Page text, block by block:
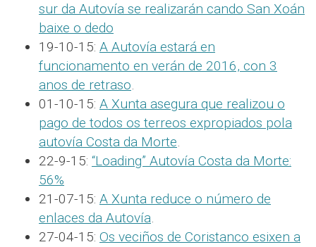
sur da Autovía se realizarán cando San Xoán
baixe o dedo
19-10-15: A Autovía estará en
funcionamento en verán de 2016, con 3
anos de retraso.
01-10-15: A Xunta asegura que realizou o
pago de todos os terreos expropiados pola
autovía Costa da Morte.
22-9-15: “Loading” Autovía Costa da Morte:
56%
21-07-15: A Xunta reduce o número de
enlaces da Autovía.
27-04-15: Os veciños de Coristanco esixen a